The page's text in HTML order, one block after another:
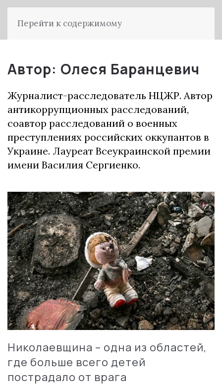
Перейти к содержимому
Автор: Олеся Баранцевич
Журналист-расследователь НЦЖР. Автор
антикоррупционных расследований,
соавтор расследований о военных
преступлениях российских оккупантов в
Украине. Лауреат Всеукраинской премии
имени Василия Сергиенко.
Николаевщина – одна из областей,
где больше всего детей
пострадало от врага